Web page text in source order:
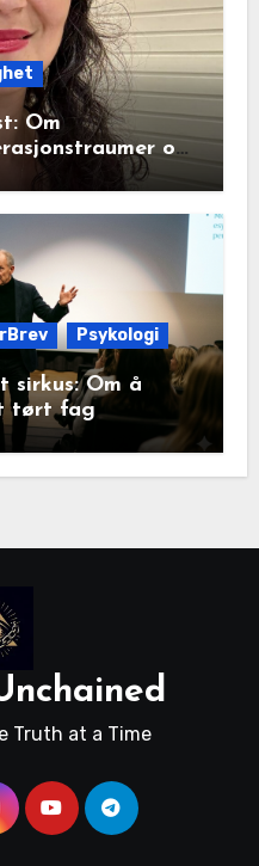
Om
og
Psykologi
Om å
tørt fag
Truth at a Time